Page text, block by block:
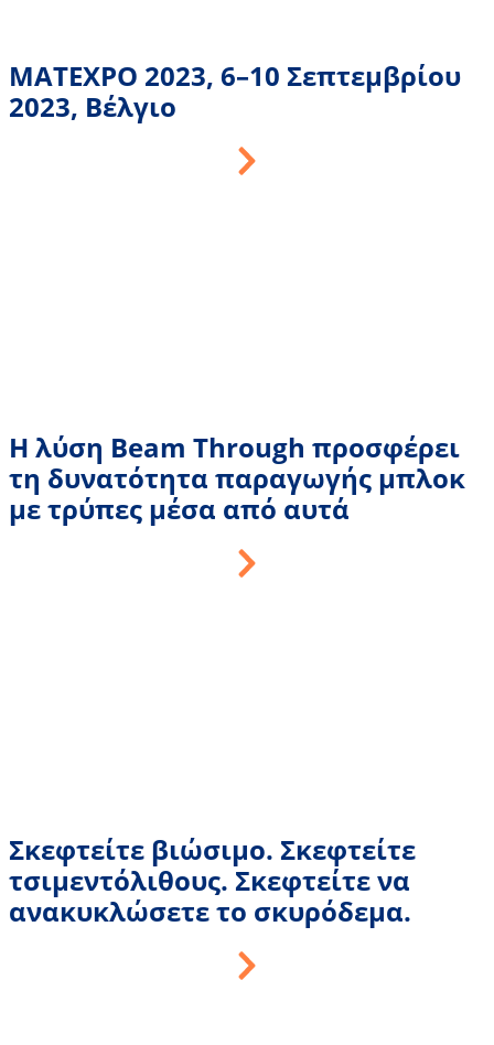
MATEXPO 2023, 6–10 Σεπτεμβρίου
2023, Βέλγιο
Η λύση Beam Through προσφέρει
τη δυνατότητα παραγωγής μπλοκ
με τρύπες μέσα από αυτά
Σκεφτείτε βιώσιμο. Σκεφτείτε
τσιμεντόλιθους. Σκεφτείτε να
ανακυκλώσετε το σκυρόδεμα.